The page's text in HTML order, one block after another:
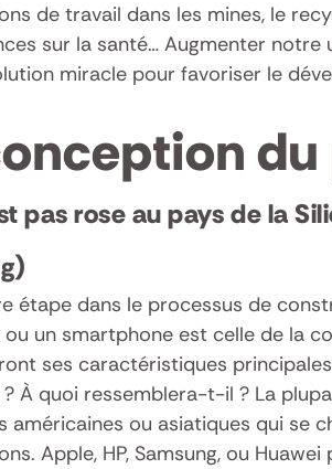
de travail dans les mines, le
sur la santé… Augmenter notre
miracle pour favoriser le
pas rose au pays de la
étape dans le processus de
un smartphone est celle de la
ses caractéristiques
? À quoi ressemblera-t-il ? La
américaines ou asiatiques qui se
Apple, HP, Samsung, ou Huawei